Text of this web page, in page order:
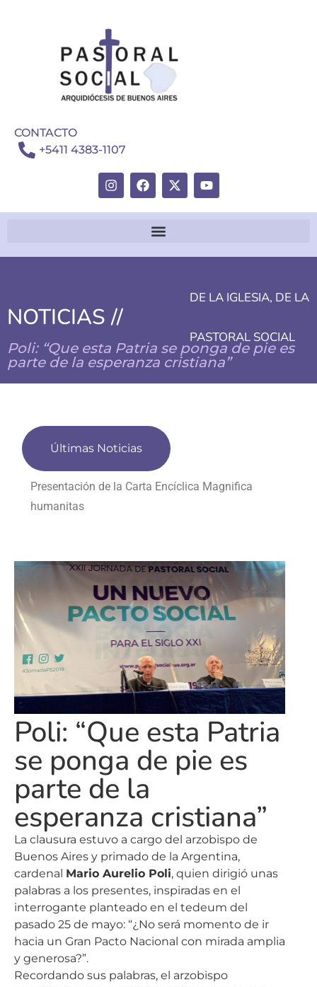
CONTACTO
+5411 4383-1107
NOTICIAS //
DE LA IGLESIA, DE LA
PASTORAL SOCIAL
Poli: “Que esta Patria se ponga de pie es
parte de la esperanza cristiana”
Últimas Noticias
Presentación de la Carta Encíclica Magnifica
humanitas
Poli: “Que esta Patria
se ponga de pie es
parte de la
esperanza cristiana”
La clausura estuvo a cargo del arzobispo de
Buenos Aires y primado de la Argentina,
cardenal Mario Aurelio Poli, quien dirigió unas
palabras a los presentes, inspiradas en el
interrogante planteado en el tedeum del
pasado 25 de mayo: “¿No será momento de ir
hacia un Gran Pacto Nacional con mirada amplia
y generosa?”.
Recordando sus palabras, el arzobispo